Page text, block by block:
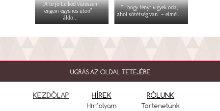
„A te jó Lelked vezessen
engem egyenes úton” –
áldo...
"...hogy fényt vigyek oda,
ahol sötétség van" – elmél...
UGRÁS AZ OLDAL TETEJÉRE
KEZDŐLAP HÍREK
Hírfolyam
RÓLUNK
Történetünk